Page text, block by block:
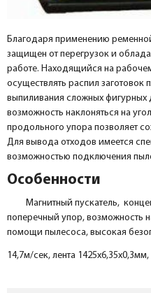
Благодаря применению
защищен от перегрузок и
работе. Находящийся на
осуществлять распил
выпиливания сложных фигурных
возможность наклоняться на
продольного упора позволяет
Для вывода отходов имеется
возможностью подключения
Особенности
Магнитный пускатель,
поперечный упор, возможность
помощи пылесоса, высокая
14,7м/сек, лента